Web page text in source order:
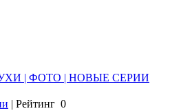
| ФОТО | НОВЫЕ СЕРИИ
| Рейтинг 0